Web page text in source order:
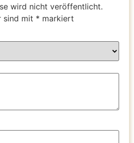
wird nicht veröffentlicht.
sind mit * markiert